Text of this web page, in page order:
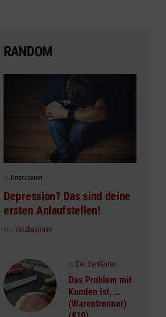
RANDOM
Posted
in Depression
Depression? Das sind deine
ersten Anlaufstellen!
Posted
von netzkapitaen
Posted
in
in Der Verkäufer
Das Problem mit
Kunden ist, …
(Warentrenner)